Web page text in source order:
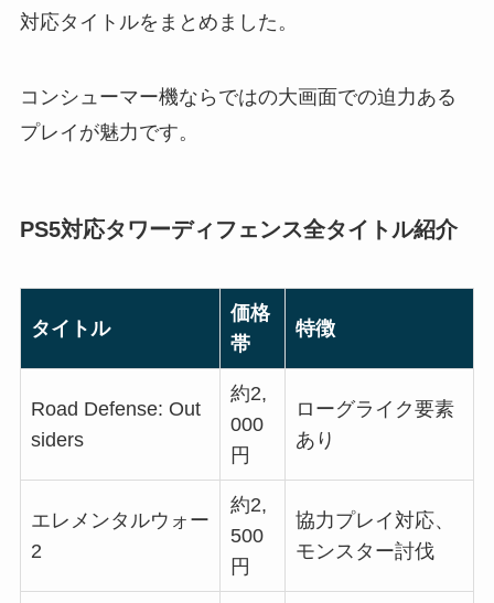
対応タイトルをまとめました。
コンシューマー機ならではの大画面での迫力ある
プレイが魅力です。
PS5対応タワーディフェンス全タイトル紹介
タイトル
価格
帯
特徴
Road Defense: Out
siders
約2,
000
円
ローグライク要素
あり
エレメンタルウォー
2
約2,
500
円
協力プレイ対応、
モンスター討伐